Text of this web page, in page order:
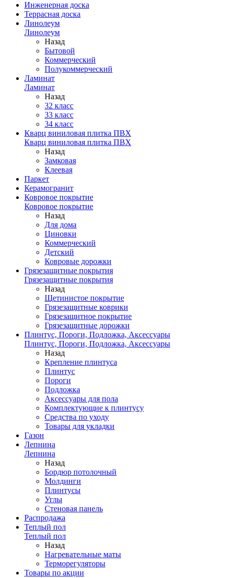
Инженерная доска
Террасная доска
Линолеум
Линолеум
Назад
Бытовой
Коммерческий
Полукоммерческий
Ламинат
Ламинат
Назад
32 класс
33 класс
34 класс
Кварц виниловая плитка ПВХ
Кварц виниловая плитка ПВХ
Назад
Замковая
Клеевая
Паркет
Керамогранит
Ковровое покрытие
Ковровое покрытие
Назад
Для дома
Циновки
Коммерческий
Детский
Ковровые дорожки
Грязезащитные покрытия
Грязезащитные покрытия
Назад
Щетинистое покрытие
Грязезащитные коврики
Грязезащитное покрытие
Грязезащитные дорожки
Плинтус, Пороги, Подложка, Аксессуары
Плинтус, Пороги, Подложка, Аксессуары
Назад
Крепление плинтуса
Плинтус
Пороги
Подложка
Аксессуары для пола
Комплектующие к плинтусу
Средства по уходу
Товары для укладки
Газон
Лепнина
Лепнина
Назад
Бордюр потолочный
Молдинги
Плинтусы
Углы
Стеновая панель
Распродажа
Теплый пол
Теплый пол
Назад
Нагревательные маты
Терморегуляторы
Товары по акции